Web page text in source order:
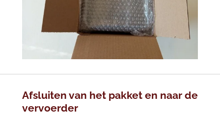
Afsluiten van het pakket en naar de
vervoerder